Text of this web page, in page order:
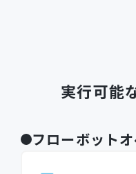
実行可能
フローボット